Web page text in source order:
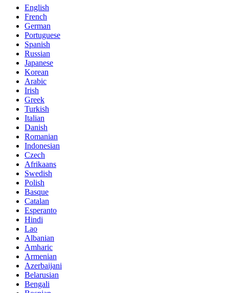
English
French
German
Portuguese
Spanish
Russian
Japanese
Korean
Arabic
Irish
Greek
Turkish
Italian
Danish
Romanian
Indonesian
Czech
Afrikaans
Swedish
Polish
Basque
Catalan
Esperanto
Hindi
Lao
Albanian
Amharic
Armenian
Azerbaijani
Belarusian
Bengali